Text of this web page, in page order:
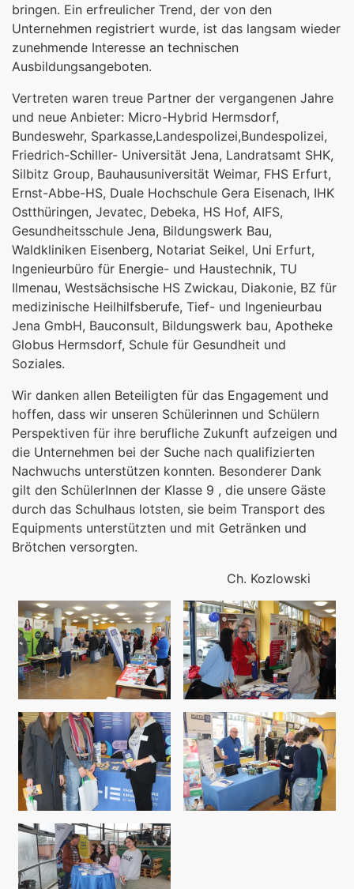
bringen. Ein erfreulicher Trend, der von den
Unternehmen registriert wurde, ist das langsam wieder
zunehmende Interesse an technischen
Ausbildungsangeboten.
Vertreten waren treue Partner der vergangenen Jahre
und neue Anbieter: Micro-Hybrid Hermsdorf,
Bundeswehr, Sparkasse,Landespolizei,Bundespolizei,
Friedrich-Schiller- Universität Jena, Landratsamt SHK,
Silbitz Group, Bauhausuniversität Weimar, FHS Erfurt,
Ernst-Abbe-HS, Duale Hochschule Gera Eisenach, IHK
Ostthüringen, Jevatec, Debeka, HS Hof, AIFS,
Gesundheitsschule Jena, Bildungswerk Bau,
Waldkliniken Eisenberg, Notariat Seikel, Uni Erfurt,
Ingenieurbüro für Energie- und Haustechnik, TU
Ilmenau, Westsächsische HS Zwickau, Diakonie, BZ für
medizinische Heilhilfsberufe, Tief- und Ingenieurbau
Jena GmbH, Bauconsult, Bildungswerk bau, Apotheke
Globus Hermsdorf, Schule für Gesundheit und
Soziales.
Wir danken allen Beteiligten für das Engagement und
hoffen, dass wir unseren Schülerinnen und Schülern
Perspektiven für ihre berufliche Zukunft aufzeigen und
die Unternehmen bei der Suche nach qualifizierten
Nachwuchs unterstützen konnten. Besonderer Dank
gilt den SchülerInnen der Klasse 9 , die unsere Gäste
durch das Schulhaus lotsten, sie beim Transport des
Equipments unterstützten und mit Getränken und
Brötchen versorgten.
Ch. Kozlowski